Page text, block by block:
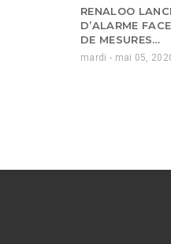
RENALOO
D’ALARME
DE MESURES…
mardi - mai 05,